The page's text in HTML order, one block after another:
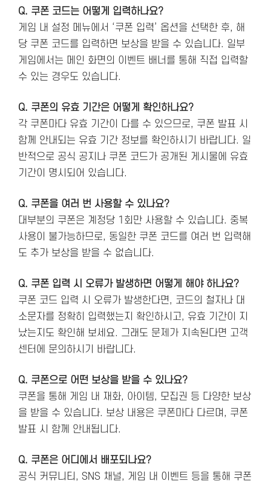
Q. 쿠폰 코드는 어떻게 입력하나요?
게임 내 설정 메뉴에서 ‘쿠폰 입력’ 옵션을 선택한 후, 해
당 쿠폰 코드를 입력하면 보상을 받을 수 있습니다. 일부
게임에서는 메인 화면의 이벤트 배너를 통해 직접 입력할
수 있는 경우도 있습니다.
Q. 쿠폰의 유효 기간은 어떻게 확인하나요?
각 쿠폰마다 유효 기간이 다를 수 있으므로, 쿠폰 발표 시
함께 안내되는 유효 기간 정보를 확인하시기 바랍니다. 일
반적으로 공식 공지나 쿠폰 코드가 공개된 게시물에 유효
기간이 명시되어 있습니다.
Q. 쿠폰을 여러 번 사용할 수 있나요?
대부분의 쿠폰은 계정당 1회만 사용할 수 있습니다. 중복
사용이 불가능하므로, 동일한 쿠폰 코드를 여러 번 입력해
도 추가 보상을 받을 수 없습니다.
Q. 쿠폰 입력 시 오류가 발생하면 어떻게 해야 하나요?
쿠폰 코드 입력 시 오류가 발생한다면, 코드의 철자나 대
소문자를 정확히 입력했는지 확인하시고, 유효 기간이 지
났는지도 확인해 보세요. 그래도 문제가 지속된다면 고객
센터에 문의하시기 바랍니다.
Q. 쿠폰으로 어떤 보상을 받을 수 있나요?
쿠폰을 통해 게임 내 재화, 아이템, 모집권 등 다양한 보상
을 받을 수 있습니다. 보상 내용은 쿠폰마다 다르며, 쿠폰
발표 시 함께 안내됩니다.
Q. 쿠폰은 어디에서 배포되나요?
공식 커뮤니티, SNS 채널, 게임 내 이벤트 등을 통해 쿠폰